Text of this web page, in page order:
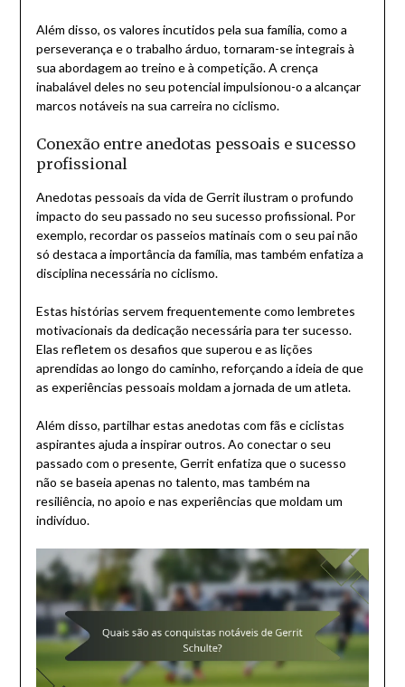
Além disso, os valores incutidos pela sua família, como a
perseverança e o trabalho árduo, tornaram-se integrais à
sua abordagem ao treino e à competição. A crença
inabalável deles no seu potencial impulsionou-o a alcançar
marcos notáveis na sua carreira no ciclismo.
Conexão entre anedotas pessoais e sucesso
profissional
Anedotas pessoais da vida de Gerrit ilustram o profundo
impacto do seu passado no seu sucesso profissional. Por
exemplo, recordar os passeios matinais com o seu pai não
só destaca a importância da família, mas também enfatiza a
disciplina necessária no ciclismo.
Estas histórias servem frequentemente como lembretes
motivacionais da dedicação necessária para ter sucesso.
Elas refletem os desafios que superou e as lições
aprendidas ao longo do caminho, reforçando a ideia de que
as experiências pessoais moldam a jornada de um atleta.
Além disso, partilhar estas anedotas com fãs e ciclistas
aspirantes ajuda a inspirar outros. Ao conectar o seu
passado com o presente, Gerrit enfatiza que o sucesso
não se baseia apenas no talento, mas também na
resiliência, no apoio e nas experiências que moldam um
indivíduo.